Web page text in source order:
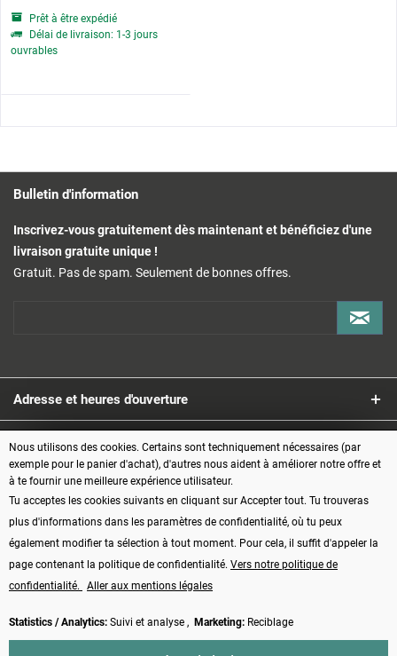
Prêt à être expédié
Délai de livraison: 1-3 jours
ouvrables
Bulletin d'information
Inscrivez-vous gratuitement dès maintenant et bénéficiez d'une
livraison gratuite unique !
Gratuit. Pas de spam. Seulement de bonnes offres.
Adresse et heures d'ouverture
Service
Informations
Modes de paiement
Nous utilisons des cookies. Certains sont techniquement nécessaires (par
exemple pour le panier d'achat), d'autres nous aident à améliorer notre offre et
à te fournir une meilleure expérience utilisateur.
Tu acceptes les cookies suivants en cliquant sur Accepter tout. Tu trouveras
plus d'informations dans les paramètres de confidentialité, où tu peux
également modifier ta sélection à tout moment. Pour cela, il suffit d'appeler la
page contenant la politique de confidentialité. Vers notre politique de
confidentialité.
Aller aux mentions légales
Statistics / Analytics: Suivi et analyse , Marketing: Reciblage